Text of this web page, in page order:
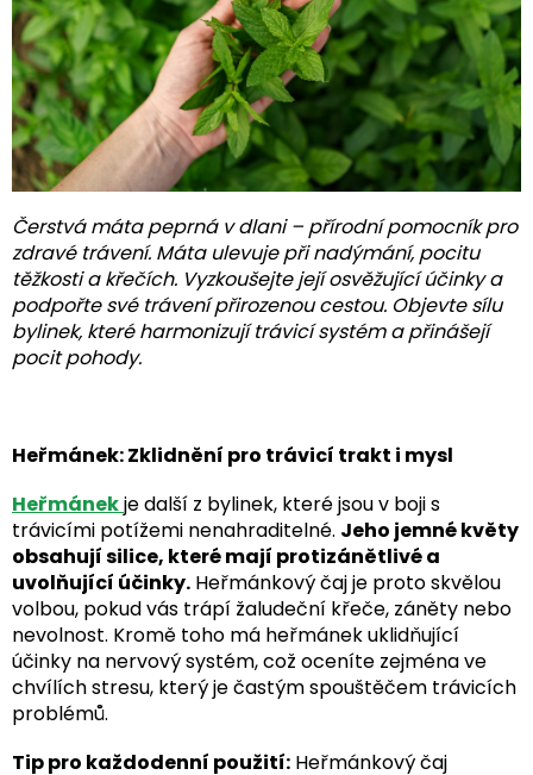
Čerstvá máta peprná v dlani – přírodní pomocník pro
zdravé trávení. Máta ulevuje při nadýmání, pocitu
těžkosti a křečích. Vyzkoušejte její osvěžující účinky a
podpořte své trávení přirozenou cestou. Objevte sílu
bylinek, které harmonizují trávicí systém a přinášejí
pocit pohody.
Heřmánek: Zklidnění pro trávicí trakt i mysl
Heřmánekje další z bylinek, které jsou v boji s
trávicími potížemi nenahraditelné. Jeho jemné květy
obsahují silice, které mají protizánětlivé a
uvolňující účinky. Heřmánkový čaj je proto skvělou
volbou, pokud vás trápí žaludeční křeče, záněty nebo
nevolnost. Kromě toho má heřmánek uklidňující
účinky na nervový systém, což oceníte zejména ve
chvílích stresu, který je častým spouštěčem trávicích
problémů.
Tip pro každodenní použití: Heřmánkový čaj